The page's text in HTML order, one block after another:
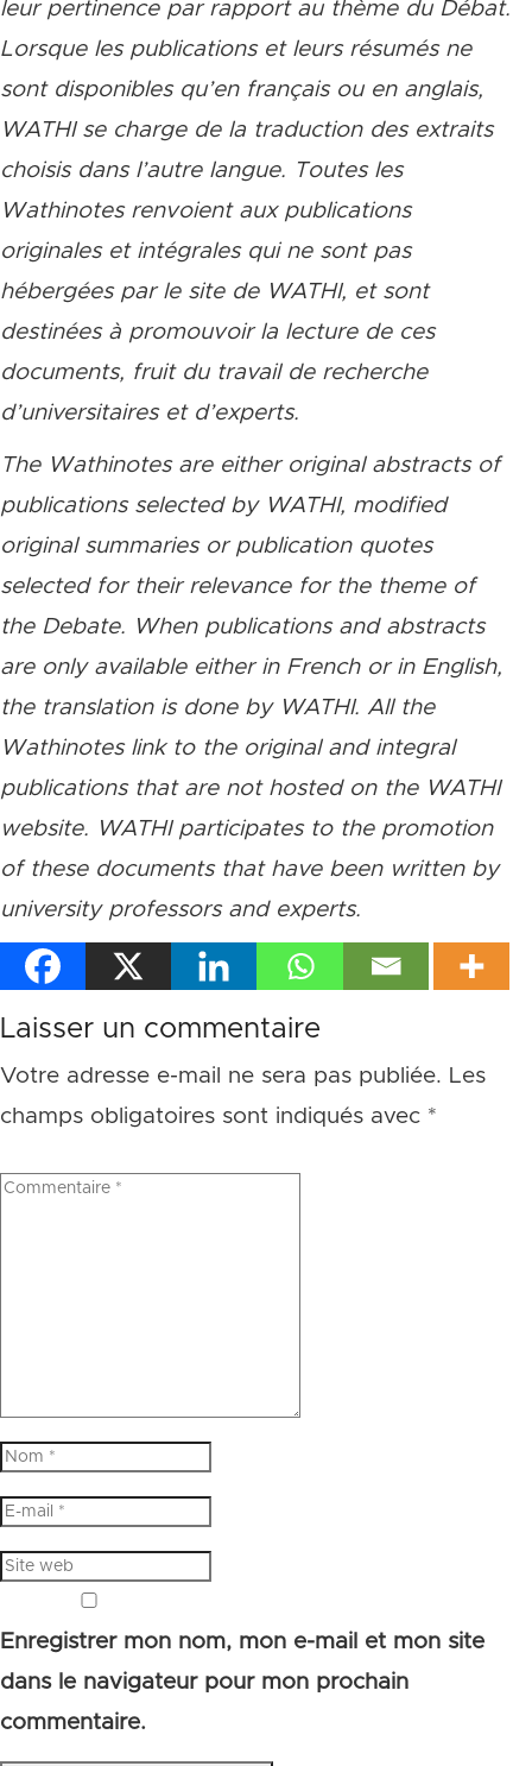
leur pertinence par rapport au thème du Débat.
Lorsque les publications et leurs résumés ne
sont disponibles qu’en français ou en anglais,
WATHI se charge de la traduction des extraits
choisis dans l’autre langue. Toutes les
Wathinotes renvoient aux publications
originales et intégrales qui ne sont pas
hébergées par le site de WATHI, et sont
destinées à promouvoir la lecture de ces
documents, fruit du travail de recherche
d’universitaires et d’experts.
The Wathinotes are either original abstracts of
publications selected by WATHI, modified
original summaries or publication quotes
selected for their relevance for the theme of
the Debate. When publications and abstracts
are only available either in French or in English,
the translation is done by WATHI. All the
Wathinotes link to the original and integral
publications that are not hosted on the WATHI
website. WATHI participates to the promotion
of these documents that have been written by
university professors and experts.
Laisser un commentaire
Votre adresse e-mail ne sera pas publiée. Les
champs obligatoires sont indiqués avec *
Enregistrer mon nom, mon e-mail et mon site
dans le navigateur pour mon prochain
commentaire.